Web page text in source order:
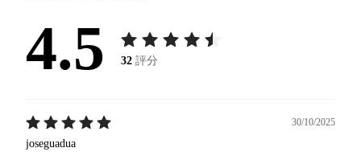
4.5 32 評分
30/10/2025
joseguadua